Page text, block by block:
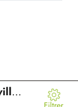
Maisons clé en main à Neuville-Saint-Amand (02)